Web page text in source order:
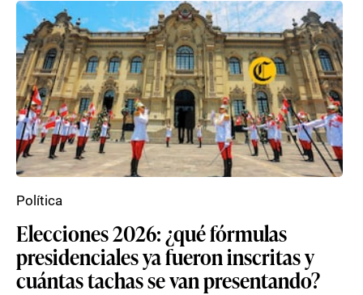
Elecciones 2026: ¿qué fórmulas
presidenciales ya fueron inscritas y
cuántas tachas se van presentando?
Política